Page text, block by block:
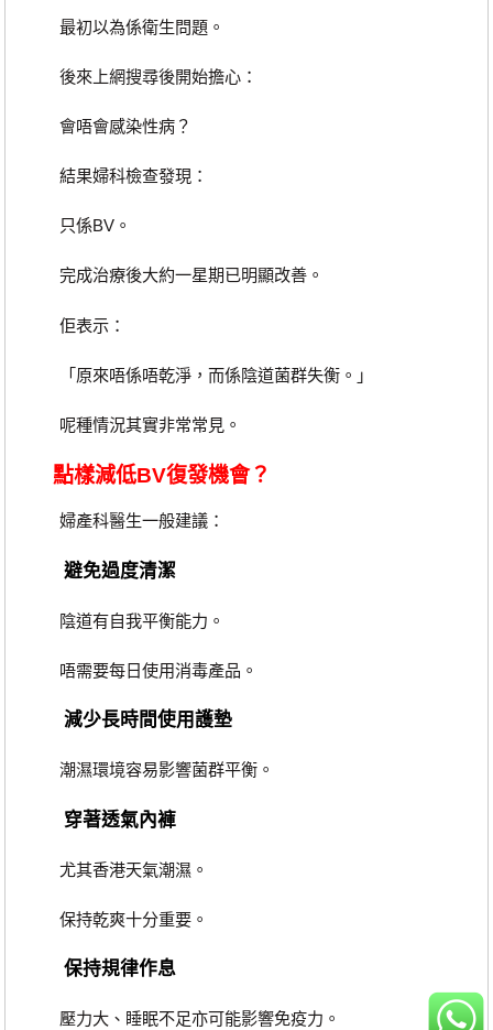
最初以為係衛生問題。
後來上網搜尋後開始擔心：
會唔會感染性病？
結果婦科檢查發現：
只係BV。
完成治療後大約一星期已明顯改善。
佢表示：
「原來唔係唔乾淨，而係陰道菌群失衡。」
呢種情況其實非常常見。
點樣減低BV復發機會？
婦產科醫生一般建議：
避免過度清潔
陰道有自我平衡能力。
唔需要每日使用消毒產品。
減少長時間使用護墊
潮濕環境容易影響菌群平衡。
穿著透氣內褲
尤其香港天氣潮濕。
保持乾爽十分重要。
保持規律作息
壓力大、睡眠不足亦可能影響免疫力。